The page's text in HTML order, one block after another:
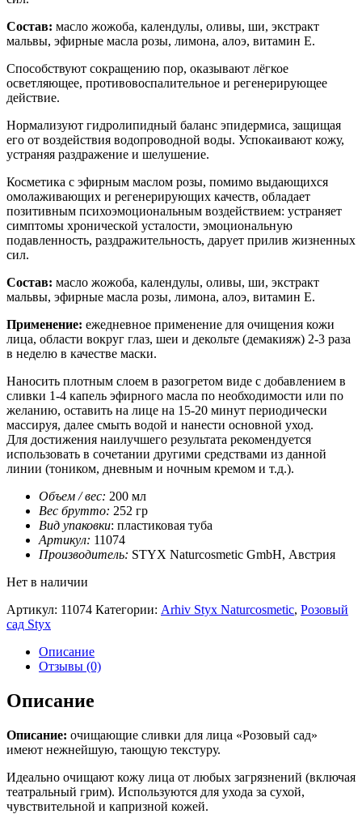
Состав: масло жожоба, календулы, оливы, ши, экстракт
мальвы, эфирные масла розы, лимона, алоэ, витамин Е.
Способствуют сокращению пор, оказывают лёгкое
осветляющее, противовоспалительное и регенерирующее
действие.
Нормализуют гидролипидный баланс эпидермиса, защищая
его от воздействия водопроводной воды. Успокаивают кожу,
устраняя раздражение и шелушение.
Косметика с эфирным маслом розы, помимо выдающихся
омолаживающих и регенерирующих качеств, обладает
позитивным психоэмоциональным воздействием: устраняет
симптомы хронической усталости, эмоциональную
подавленность, раздражительность, дарует прилив жизненных
сил.
Состав: масло жожоба, календулы, оливы, ши, экстракт
мальвы, эфирные масла розы, лимона, алоэ, витамин Е.
Применение: ежедневное применение для очищения кожи
лица, области вокруг глаз, шеи и декольте (демакияж) 2-3 раза
в неделю в качестве маски.
Наносить плотным слоем в разогретом виде с добавлением в
сливки 1-4 капель эфирного масла по необходимости или по
желанию, оставить на лице на 15-20 минут периодически
массируя, далее смыть водой и нанести основной уход.
Для достижения наилучшего результата рекомендуется
использовать в сочетании другими средствами из данной
линии (тоником, дневным и ночным кремом и т.д.).
Объем / вес: 200 мл
Вес брутто: 252 гр
Вид упаковки: пластиковая туба
Артикул: 11074
Производитель: STYX Naturcosmetic GmbH, Австрия
Нет в наличии
Артикул: 11074 Категории: Arhiv Styx Naturcosmetic, Розовый
сад Styx
Описание
Отзывы (0)
Описание
Описание: очищающие сливки для лица «Розовый сад»
имеют нежнейшую, тающую текстуру.
Идеально очищают кожу лица от любых загрязнений (включая
театральный грим). Используются для ухода за сухой,
чувствительной и капризной кожей.